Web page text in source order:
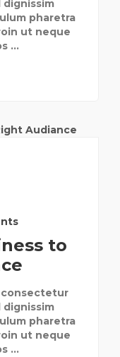
dignissim
pharetra
ut neque
...
to
consectetur
dignissim
pharetra
ut neque
...